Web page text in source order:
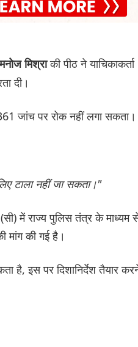
मिश्राकी पीठ ने याचिकाकर्ता
दी।
जांच पर रोक नहीं लगा सकता।
टाला नहीं जा सकता।"
(सी) में राज्य पुलिस तंत्र के माध्यम
मांग की गई है।
है, इस पर दिशानिर्देश तैयार